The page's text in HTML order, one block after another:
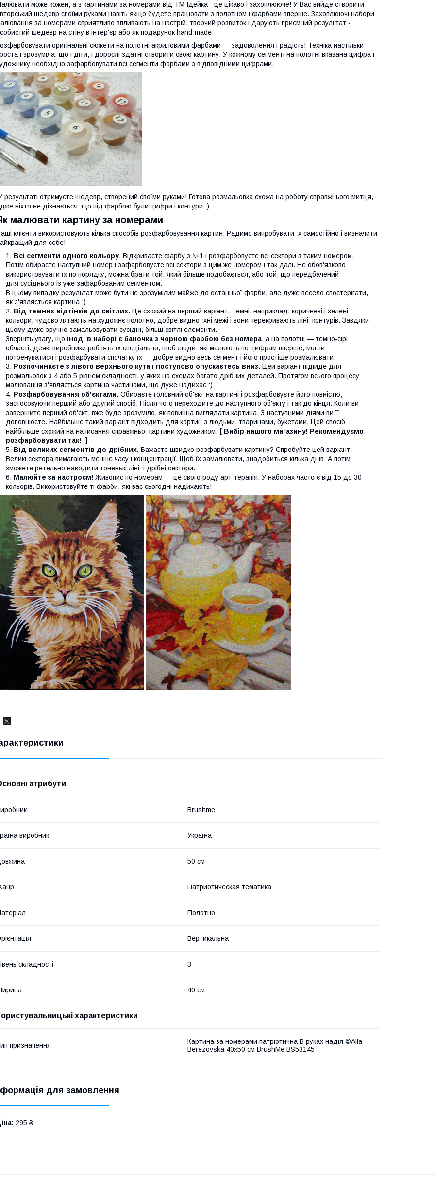
може кожен, а з картинами за номерами від ТМ Ідейка - це цікаво і захоплююче! У Вас вийде створити
шедевр своїми руками навіть якщо будете працювати з полотном і фарбами вперше. Захоплюючі набори
за номерами сприятливо впливають на настрій, творчий розвиток і дарують приємний результат -
шедевр на стіну в інтер'єр або як подарунок hand-made.
оригінальні сюжети на полотні акриловими фарбами — задоволення і радість! Техніка настільки
і зрозуміла, що і діти, і дорослі здатні створити свою картину. У кожному сегменті на полотні вказана цифра і
необхідно зафарбовувати всі сегменти фарбами з відповідними цифрами.
результаті отримуєте шедевр, створений своїми руками! Готова розмальовка схожа на роботу справжнього митця,
ніхто не дізнається, що під фарбою були цифри і контури :)
малювати картину за номерами
клієнти використовують кілька способів розфарбовування картин. Радимо випробувати їх самостійно і визначити
для себе!
Всі сегменти одного кольору. Відкриваєте фарбу з №1 і розфарбовуєте всі сектори з таким номером.
Потім обираєте наступний номер і зафарбовуєте всі сектори з цим же номером і так далі. Не обов'язково
використовувати їх по порядку, можна брати той, який більше подобається, або той, що передбачений
для сусіднього із уже зафарбованим сегментом.
В цьому випадку результат може бути не зрозумілим майже до останньої фарби, але дуже весело спостерігати,
як з'являється картина :)
Від темних відтінків до світлих. Це схожий на перший варіант. Темні, наприклад, коричневі і зелені
кольори, чудово лягають на художнє полотно, добре видно їхні межі і вони перекривають лінії контурів. Завдяки
цьому дуже зручно замальовувати сусідні, більш світлі елементи.
Зверніть увагу, що іноді в наборі є баночка з чорною фарбою без номера, а на полотні — темно-сірі
області. Деякі виробники роблять їх спеціально, щоб люди, які малюють по цифрам вперше, могли
потренуватися і розфарбувати спочатку їх — добре видно весь сегмент і його простіше розмалювати.
Розпочинаєте з лівого верхнього кута і поступово опускаєтесь вниз. Цей варіант підійде для
розмальовок з 4 або 5 рівнем складності, у яких на схемах багато дрібних деталей. Протягом всього процесу
малювання з'являється картина частинами, що дуже надихає :)
Розфарбовування об'єктами. Обираєте головний об'єкт на картині і розфарбовуєте його повністю,
застосовуючи перший або другий спосіб. Після чого переходите до наступного об'єкту і так до кінця. Коли ви
завершите перший об'єкт, вже буде зрозуміло, як повинна виглядати картина. З наступними діями ви її
доповнюєте. Найбільше такий варіант підходить для картин з людьми, тваринами, букетами. Цей спосіб
найбільше схожий на написання справжньої картини художником. [ Вибір нашого магазину! Рекомендуємо
розфарбовувати так! ]
Від великих сегментів до дрібних. Бажаєте швидко розфарбувати картину? Спробуйте цей варіант!
Великі сектора вимагають менше часу і концентрації. Щоб їх замалювати, знадобиться кілька днів. А потім
зможете ретельно наводити тоненькі лінії і дрібні сектори.
Малюйте за настроєм! Живопис по номерам — це свого роду арт-терапія. У наборах часто є від 15 до 30
кольорів. Використовуйте ті фарби, які вас сьогодні надихають!
атрибути
Brushme
виробник Україна
50 см
Патриотическая тематика
Полотно
Вертикальна
складності 3
40 см
характеристики
призначення
Картина за номерами патріотична В руках надія ©Alla
Berezovska 40х50 см BrushMe BS53145
для замовлення
295 ₴